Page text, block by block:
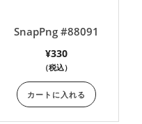
SnapPng #88091
¥330
（税込）
カートに入れる